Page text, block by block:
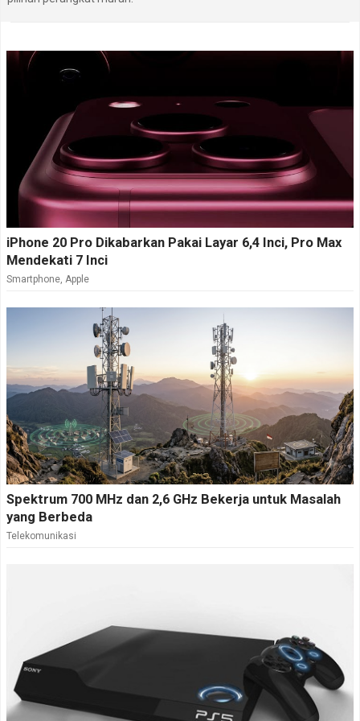
iPhone 20 Pro Dikabarkan Pakai Layar 6,4 Inci, Pro Max
Mendekati 7 Inci
Smartphone Apple
Spektrum 700 MHz dan 2,6 GHz Bekerja untuk Masalah
yang Berbeda
Telekomunikasi